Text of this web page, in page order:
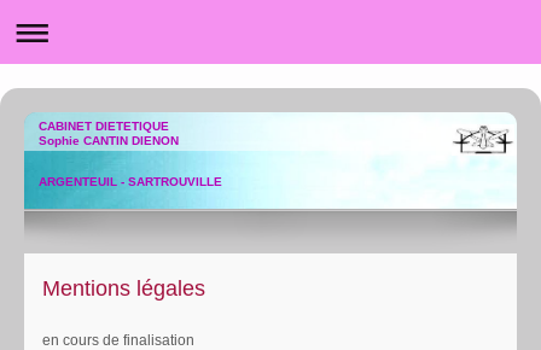
CABINET DIETETIQUE
Sophie CANTIN DIENON
ARGENTEUIL - SARTROUVILLE
Mentions légales
en cours de finalisation